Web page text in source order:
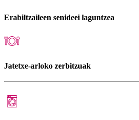
Erabiltzaileen senideei laguntzea
Jatetxe-arloko zerbitzuak